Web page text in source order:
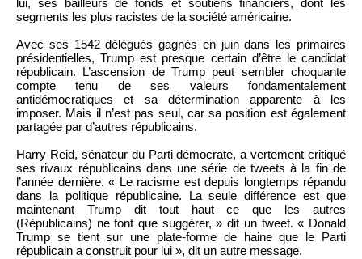
lui, ses bailleurs de fonds et soutiens financiers, dont les
segments les plus racistes de la société américaine.
Avec ses 1542 délégués gagnés en juin dans les primaires
présidentielles, Trump est presque certain d’être le candidat
républicain. L’ascension de Trump peut sembler choquante
compte tenu de ses valeurs fondamentalement
antidémocratiques et sa détermination apparente à les
imposer. Mais il n’est pas seul, car sa position est également
partagée par d’autres républicains.
Harry Reid, sénateur du Parti démocrate, a vertement critiqué
ses rivaux républicains dans une série de tweets à la fin de
l’année dernière. « Le racisme est depuis longtemps répandu
dans la politique républicaine. La seule différence est que
maintenant Trump dit tout haut ce que les autres
(Républicains) ne font que suggérer, » dit un tweet. « Donald
Trump se tient sur une plate-forme de haine que le Parti
républicain a construit pour lui », dit un autre message.